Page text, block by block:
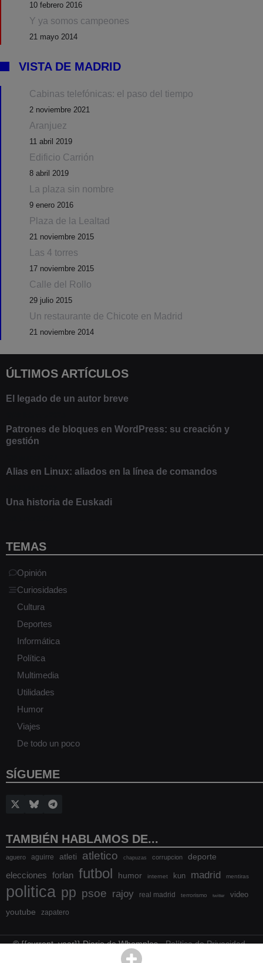
10 febrero 2016
Y ya somos campeones
21 mayo 2014
VISTA DE MADRID
Cabinas telefónicas: el paso del tiempo
2 noviembre 2021
Aranjuez
11 abril 2019
Edificio Carrión
8 abril 2019
La plaza sin nombre
9 enero 2016
Plaza de la Lealtad
21 noviembre 2015
Las 4 torres
17 noviembre 2015
Calle del Rollo
29 julio 2015
Un restaurante de Chicote en Madrid
21 noviembre 2014
ÚLTIMOS ARTÍCULOS
El legado de un autor breve
Patrones de bloques en WordPress: su creación y
gestión
Alias en Linux: aliados en la línea de comandos
Una historia de Euskadi
TEMAS
Opinión
Curiosidades
Cultura
Deportes
Informática
Política
Multimedia
Utilidades
Humor
Viajes
De todo un poco
SÍGUEME
TAMBIÉN HABLAMOS DE...
aguero aguirre atleti atletico chapuzas corrupcion deporte
elecciones forlan futbol humor internet kun madrid mentiras
politica pp psoe rajoy real madrid terrorismo twitter video
youtube zapatero
© {{current_year}} Diario de Whomples -Política de Privacidad-
Política de cookies